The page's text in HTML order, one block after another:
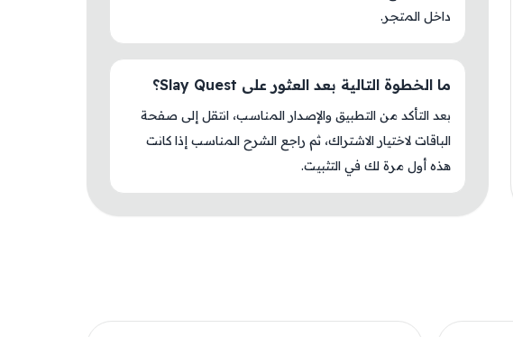
داخل المتجر.
ما الخطوة التالية بعد العثور على Slay Quest؟
بعد التأكد من التطبيق والإصدار المناسب، انتقل إلى صفحة
الباقات لاختيار الاشتراك، ثم راجع الشرح المناسب إذا كانت
هذه أول مرة لك في التثبيت.